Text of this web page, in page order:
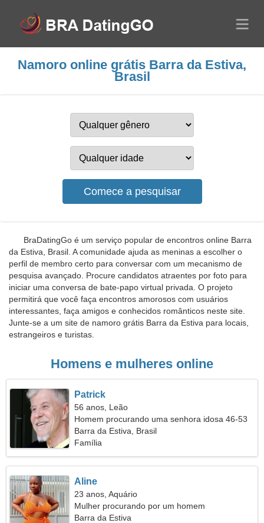
Namoro online grátis Barra da Estiva,
Brasil
BraDatingGo é um serviço popular de encontros online Barra
da Estiva, Brasil. A comunidade ajuda as meninas a escolher o
perfil de membro certo para conversar com um mecanismo de
pesquisa avançado. Procure candidatos atraentes por foto para
iniciar uma conversa de bate-papo virtual privada. O projeto
permitirá que você faça encontros amorosos com usuários
interessantes, faça amigos e conhecidos românticos neste site.
Junte-se a um site de namoro grátis Barra da Estiva para locais,
estrangeiros e turistas.
Homens e mulheres online
Patrick
56 anos, Leão
Homem procurando uma senhora idosa 46-53
Barra da Estiva, Brasil
Família
Aline
23 anos, Aquário
Mulher procurando por um homem
Barra da Estiva